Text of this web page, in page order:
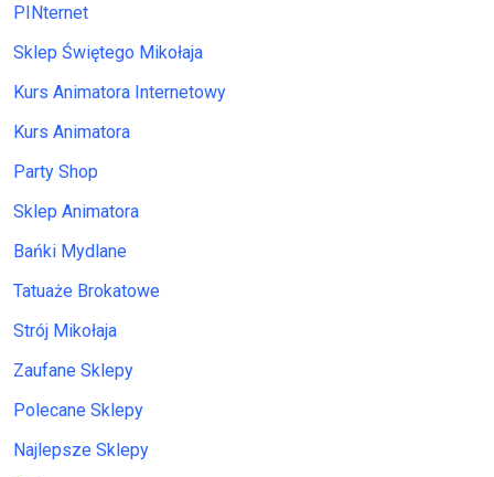
PINternet
Sklep Świętego Mikołaja
Kurs Animatora Internetowy
Kurs Animatora
Party Shop
Sklep Animatora
Bańki Mydlane
Tatuaże Brokatowe
Strój Mikołaja
Zaufane Sklepy
Polecane Sklepy
Najlepsze Sklepy